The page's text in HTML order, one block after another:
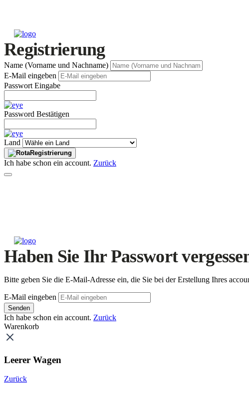
Registrierung
Name (Vorname und Nachname)
E-Mail eingeben
Passwort Eingabe
Password Bestätigen
Land
Registrierung
Ich habe schon ein account. Zurück
Haben Sie Ihr Passwort
Bitte geben Sie die E-Mail-Adresse ein, die Sie bei der Erstellung Ihres
E-Mail eingeben
Senden
Ich habe schon ein account. Zurück
Warenkorb
Leerer Wagen
Zurück